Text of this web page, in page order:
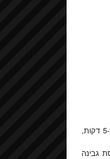
מחממים תנור לחום של 220 מעלות. מברישים את פרוסות הבאגט בשמן זית, מניחים על תבנית אפייה, ואופים בתנור כ-5 דקות,
גבינה